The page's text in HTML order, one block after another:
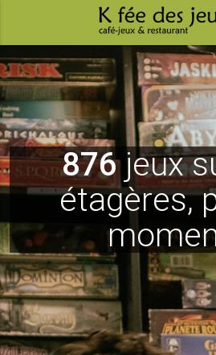
876jeux
étagères,